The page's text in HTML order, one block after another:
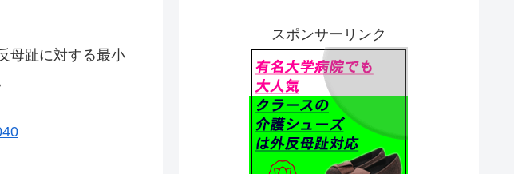
母趾に対する最小
スポンサーリンク